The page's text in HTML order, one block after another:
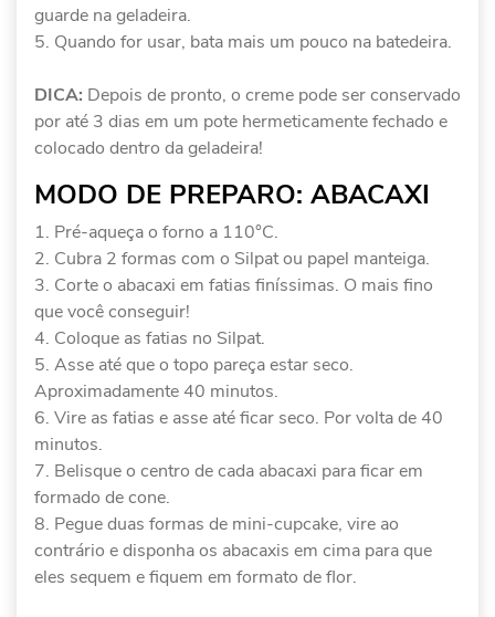
guarde na geladeira.
Quando for usar, bata mais um pouco na batedeira.
DICA: Depois de pronto, o creme pode ser conservado
por até 3 dias em um pote hermeticamente fechado e
colocado dentro da geladeira!
MODO DE PREPARO: ABACAXI
Pré-aqueça o forno a 110°C.
Cubra 2 formas com o Silpat ou papel manteiga.
Corte o abacaxi em fatias finíssimas. O mais fino
que você conseguir!
Coloque as fatias no Silpat.
Asse até que o topo pareça estar seco.
Aproximadamente 40 minutos.
Vire as fatias e asse até ficar seco. Por volta de 40
minutos.
Belisque o centro de cada abacaxi para ficar em
formado de cone.
Pegue duas formas de mini-cupcake, vire ao
contrário e disponha os abacaxis em cima para que
eles sequem e fiquem em formato de flor.